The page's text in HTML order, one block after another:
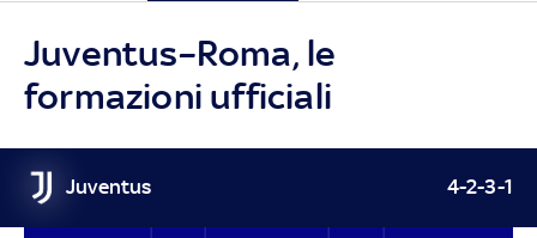
Juventus–Roma, le
formazioni ufficiali
Juventus 4-2-3-1